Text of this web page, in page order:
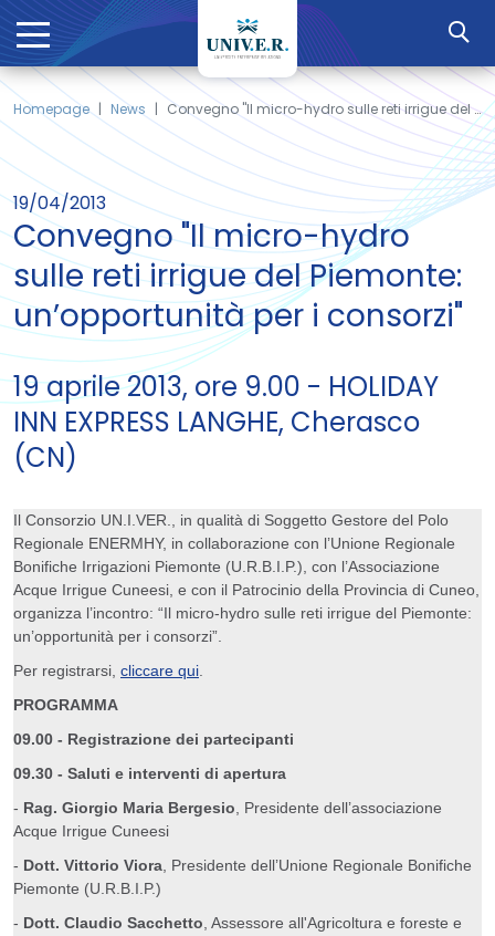
Homepage News Convegno "Il micro-hydro sulle reti irrigue del Piemonte: un’opportunità per i consorzi"
19/04/2013
Convegno "Il micro-hydro
sulle reti irrigue del Piemonte:
un’opportunità per i consorzi"
19 aprile 2013, ore 9.00 - HOLIDAY
INN EXPRESS LANGHE, Cherasco
(CN)
Il Consorzio UN.I.VER., in qualità di Soggetto Gestore del Polo
Regionale ENERMHY, in collaborazione con l’Unione Regionale
Bonifiche Irrigazioni Piemonte (U.R.B.I.P.), con l’Associazione
Acque Irrigue Cuneesi, e con il Patrocinio della Provincia di Cuneo,
organizza l’incontro: “Il micro-hydro sulle reti irrigue del Piemonte:
un’opportunità per i consorzi”.
Per registrarsi, cliccare qui
PROGRAMMA
09.00 - Registrazione dei partecipanti
09.30 - Saluti e interventi di apertura
- Rag. Giorgio Maria Bergesio , Presidente dell’associazione
Acque Irrigue Cuneesi
- Dott. Vittorio Viora , Presidente dell’Unione Regionale Bonifiche
Piemonte (U.R.B.I.P.)
- Dott. Claudio Sacchetto , Assessore all'Agricoltura e foreste e